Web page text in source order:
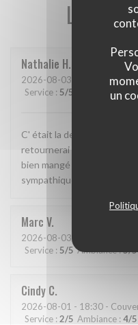
un
Les avis
Nathalie H
2026-08-03 - 19:15 -
Service : 5/5 Ambiance: 5/5
C' était la deuxième fois
retournerai sans
bien mangé et le patron(
sympathique.
Marc V
2026-08-03- 19:30 -
Service : 5/5 Ambiance:5/5
Cindy C
2026-08-01 - 18:30 -
Service : 2/5 Ambiance : 4/5